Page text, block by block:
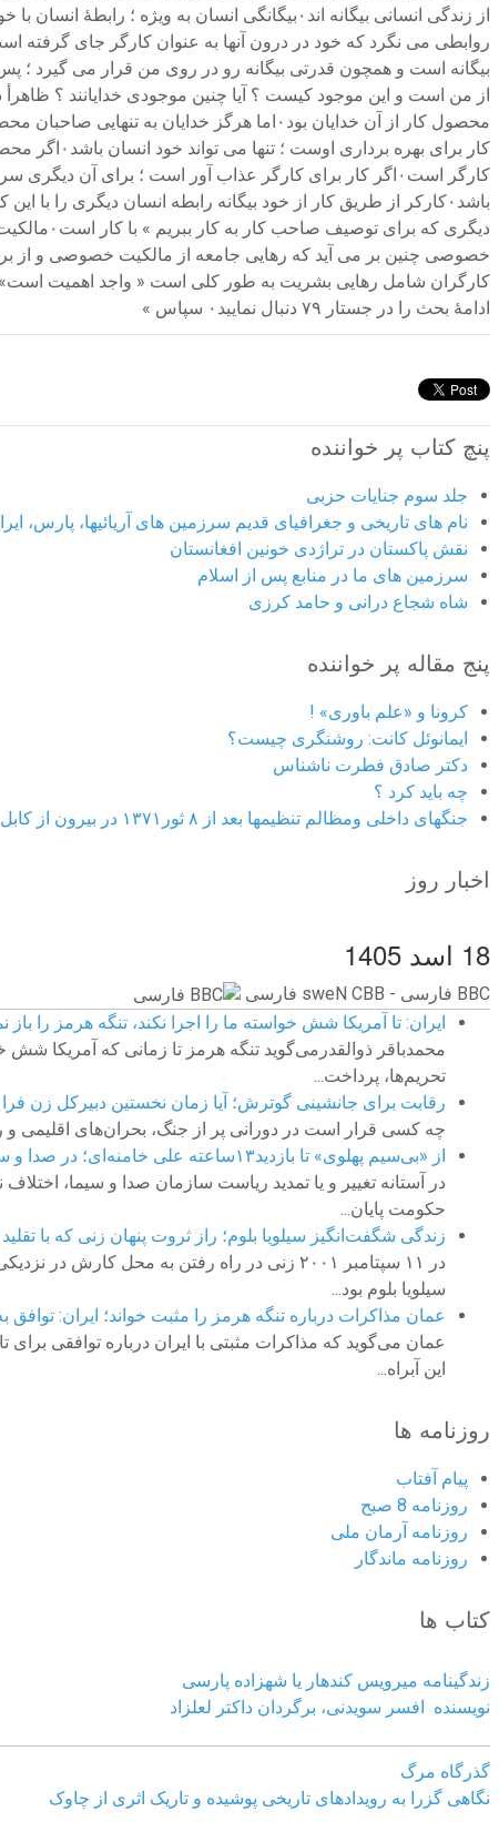
بیگانه است و همچون قدرتی بیگانه رو در روی من قرار می گیرد
از من است و این موجود کیست ؟ آیا چنین موجودی خدایانند ؟
کار برای
خصوصی چنین بر می آید که رهایی جامعه از مالکیت خصوصی و از
ادامهٔ بحث را در جستار ۷۹ دنبال نمایید۰ سپاس »
پنچ کتاب پر خواننده
جلد سوم جنایات حزبی
نام های تاریخی و جغرافیای قدیم سرزمین های آریائیها، پارس،
نقش پاکستان در تراژدی خونین افغانستان
سرزمین های ما در منابع پس از اسلام
شاه شجاع درانی و حامد کرزی
پنج مقاله پر خواننده
کرونا و «علم باوری» !
ایمانوئل کانت: روشنگری چیست؟
دکتر صادق فطرت ناشناس
چه باید کرد ؟
جنگهای داخلی ومظالم تنظیمها بعد از ۸ ثور۱۳۷۱ در بیرون از کابل
اخبار روز
18 اسد 1405
BBC ‮فارسی - BBC News فارسی
ایران: تا آمریکا شش خواسته ما را اجرا نکند، تنگه هرمز را باز
محمدباقر ذوالقدرمی‌گوید تنگه هرمز تا زمانی که آمریکا شش
تحریم‌ها، پرداخت...
رقابت برای جانشینی گوترش؛ آیا زمان نخستین دبیرکل زن
چه کسی قرار است در دورانی پر از جنگ، بحران‌های اقلیمی
از «بی‌سیم پهلوی» تا بازدید۱۳ساعته علی خامنه‌ای؛ در صدا و سیما چه خبر است؟
در آستانه تغییر و یا تمدید ریاست سازمان صدا و سیما،
حکومت پایان...
زندگی شگفت‌انگیز سیلویا بلوم؛ راز ثروت پنهان زنی که با
در ۱۱ سپتامبر ۲۰۰۱ زنی در راه رفتن به محل
سیلویا بلوم بود...
عمان مذاکرات درباره تنگه هرمز را مثبت خواند؛ ایران:
عمان می‌گوید که مذاکرات مثبتی با ایران درباره توافقی
این آبراه...
روزنامه ها
پیام آفتاب
روزنامه 8 صبح
روزنامه آرمان ملى
روزنامه ماندگار
کتاب ها
زندگینامه میرویس کندهار یا شهزاده پارسی
نویسنده افسر سویدنی، برگردان داکتر لعلزاد
گذرگاه مرگ
نگاهی گزرا به رویدادهای تاریخی پوشیده و تاریک اثری از چاوک